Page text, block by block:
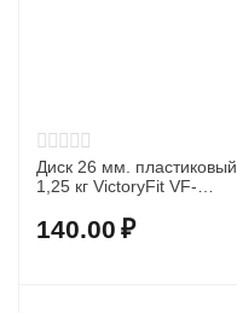
Диск 26 мм. пластиковый
1,25 кг VictoryFit VF-
140.00 ₽